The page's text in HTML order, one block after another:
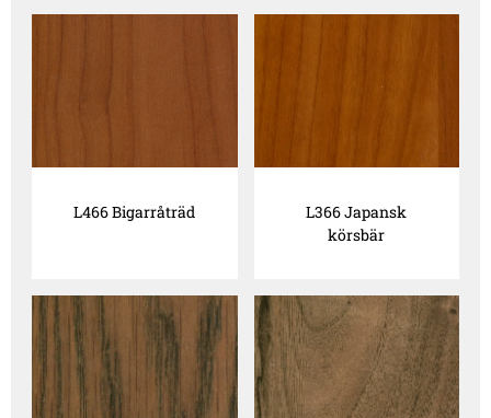
L466 Bigarråträd
L366 Japansk
körsbär